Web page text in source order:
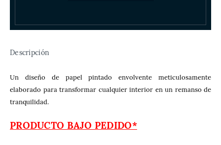
Descripción
Un diseño de papel pintado envolvente meticulosamente
elaborado para transformar cualquier interior en un remanso de
tranquilidad.
PRODUCTO BAJO PEDIDO*